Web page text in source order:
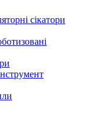
сікатори